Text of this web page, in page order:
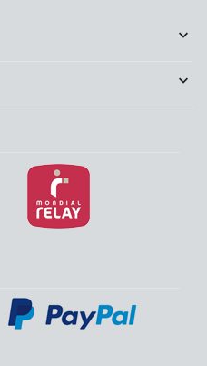
keyboard_arrow_down
keyboard_arrow_down